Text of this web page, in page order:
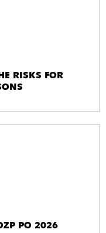
RISKS FOR
PO 2026